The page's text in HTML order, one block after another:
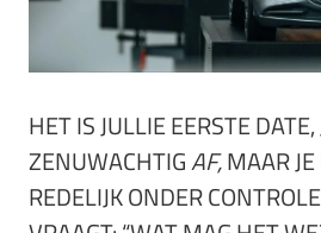
HET IS JULLIE EERSTE
ZENUWACHTIGAF,MAAR
REDELIJK ONDER